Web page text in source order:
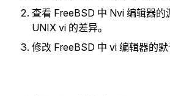
查看 FreeBSD 中 Nvi 编辑器的
UNIX vi 的差异。
修改 FreeBSD 中 vi 编辑器的默